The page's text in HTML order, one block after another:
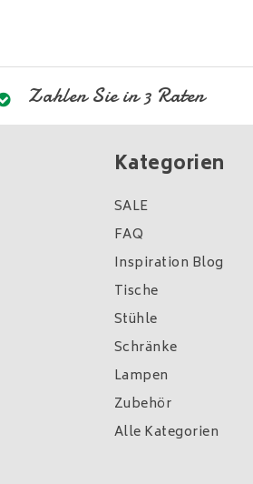
Zahlen Sie in 3 Raten
Kategorien
SALE
FAQ
Inspiration Blog
Tische
Stühle
Schränke
Lampen
Zubehör
Alle Kategorien